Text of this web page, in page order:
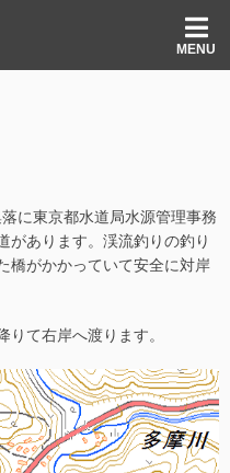
MENU
に東京都水道局水源管理事務
があります。渓流釣りの釣り
橋がかかっていて安全に対岸
て右岸へ渡ります。